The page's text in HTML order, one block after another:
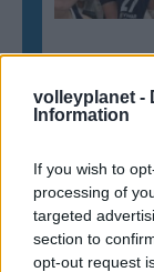
volleyplanet -
Information
If you wish to
processing of
targeted
section to
opt-out request